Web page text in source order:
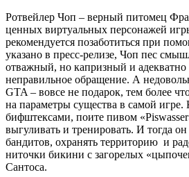
Ротвейлер Чоп – верный питомец
ценных виртуальных персонажей
рекомендуется позаботиться при
указано в пресс-релизе, Чоп пес
отважный, но капризный и адекватно
неправильное обращение. А
GTA – вовсе не подарок, тем более
на параметры существа в самой игре.
бифштексами, поите пивом
выгуливать и тренировать. И тогда он
бандитов, охранять территорию и
ниточки бикини с загорелых
Сантоса.